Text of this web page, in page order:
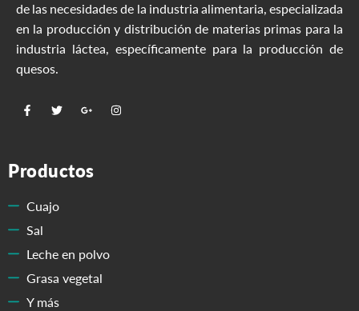
de las necesidades de la industria alimentaria, especializada
en la producción y distribución de materias primas para la
industria láctea, específicamente para la producción de
quesos.
Productos
Cuajo
Sal
Leche en polvo
Grasa vegetal
Y más